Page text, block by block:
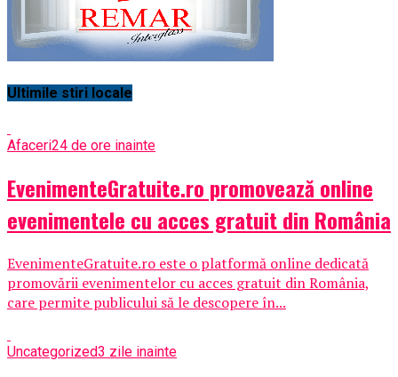
Ultimile stiri locale
Afaceri24 de ore inainte
EvenimenteGratuite.ro promovează online
evenimentele cu acces gratuit din România
EvenimenteGratuite.ro este o platformă online dedicată
promovării evenimentelor cu acces gratuit din România,
care permite publicului să le descopere în...
Uncategorized3 zile inainte